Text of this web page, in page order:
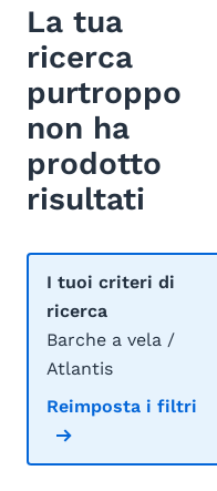
La tua
ricerca
purtroppo
non ha
prodotto
risultati
I tuoi criteri di
ricerca
Barche a vela /
Atlantis
Reimposta i filtri